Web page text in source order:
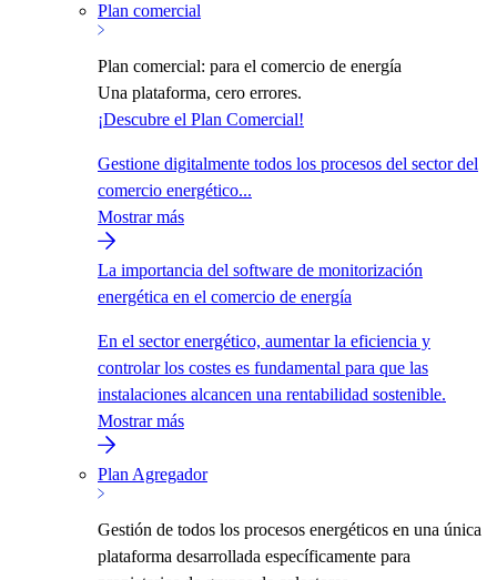
Plan comercial
Plan comercial: para el comercio de energía
Una plataforma, cero errores.
¡Descubre el Plan Comercial!
Gestione digitalmente todos los procesos del sector del
comercio energético...
Mostrar más
La importancia del software de monitorización
energética en el comercio de energía
En el sector energético, aumentar la eficiencia y
controlar los costes es fundamental para que las
instalaciones alcancen una rentabilidad sostenible.
Mostrar más
Plan Agregador
Gestión de todos los procesos energéticos en una única
plataforma desarrollada específicamente para